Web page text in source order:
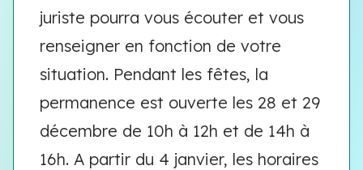
juriste pourra vous écouter et vous
renseigner en fonction de votre
situation. Pendant les fêtes, la
permanence est ouverte les 28 et 29
décembre de 10h à 12h et de 14h à
16h. A partir du 4 janvier, les horaires